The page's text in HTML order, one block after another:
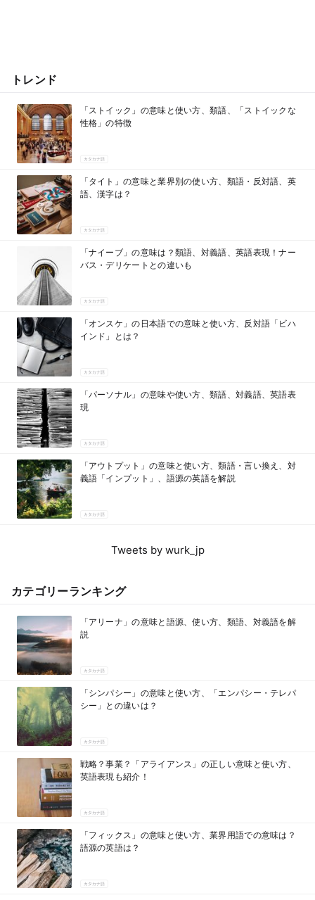
トレンド
「ストイック」の意味と使い方、類語、「ストイックな
性格」の特徴
カタカナ語
「タイト」の意味と業界別の使い方、類語・反対語、英
語、漢字は？
カタカナ語
「ナイーブ」の意味は？類語、対義語、英語表現！ナー
バス・デリケートとの違いも
カタカナ語
「オンスケ」の日本語での意味と使い方、反対語「ビハ
インド」とは？
カタカナ語
「パーソナル」の意味や使い方、類語、対義語、英語表
現
カタカナ語
「アウトプット」の意味と使い方、類語・言い換え、対
義語「インプット」、語源の英語を解説
カタカナ語
Tweets by wurk_jp
カテゴリーランキング
「アリーナ」の意味と語源、使い方、類語、対義語を解
説
カタカナ語
「シンパシー」の意味と使い方、「エンパシー・テレパ
シー」との違いは？
カタカナ語
戦略？事業？「アライアンス」の正しい意味と使い方、
英語表現も紹介！
カタカナ語
「フィックス」の意味と使い方、業界用語での意味は？
語源の英語は？
カタカナ語